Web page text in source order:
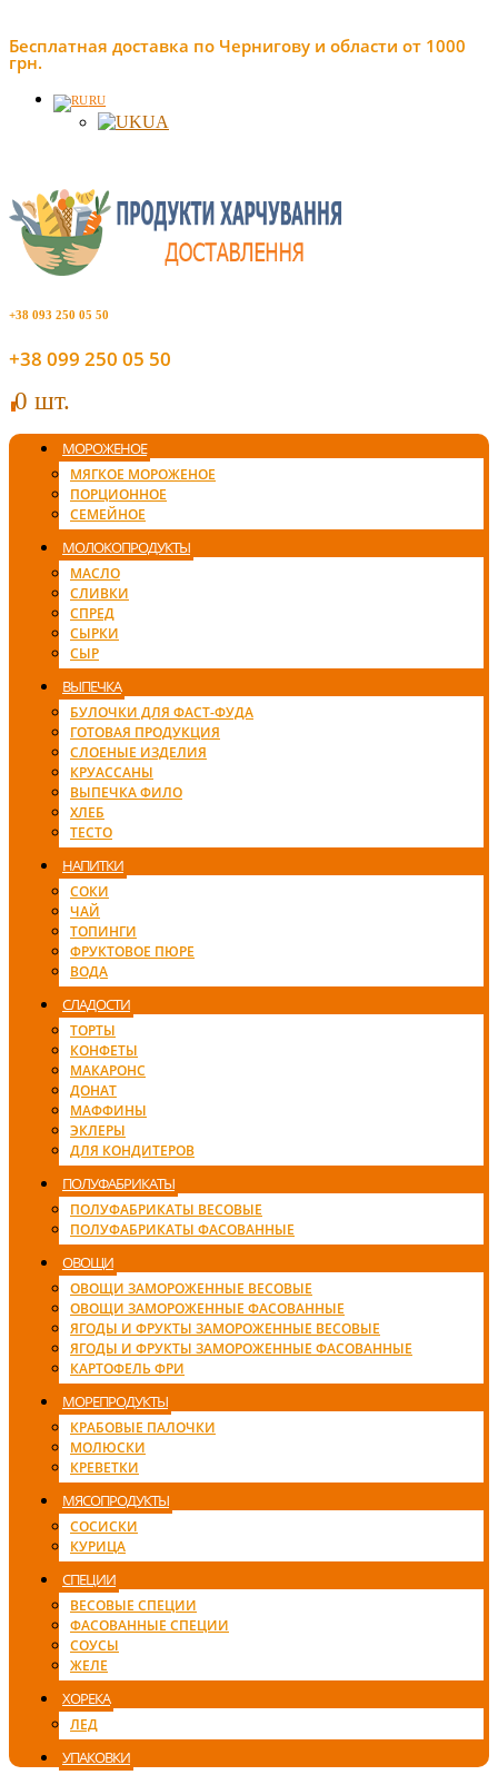
Бесплатная доставка по Чернигову и области от 1000
грн.
RU
UA
+38 093 250 05 50
+38 099 250 05 50
00 шт.
МОРОЖЕНОЕ
МЯГКОЕ МОРОЖЕНОЕ
ПОРЦИОННОЕ
СЕМЕЙНОЕ
МОЛОКОПРОДУКТЫ
МАСЛО
СЛИВКИ
СПРЕД
СЫРКИ
СЫР
ВЫПЕЧКА
БУЛОЧКИ ДЛЯ ФАСТ-ФУДА
ГОТОВАЯ ПРОДУКЦИЯ
СЛОЕНЫЕ ИЗДЕЛИЯ
КРУАССАНЫ
ВЫПЕЧКА ФИЛО
ХЛЕБ
ТЕСТО
НАПИТКИ
СОКИ
ЧАЙ
ТОПИНГИ
ФРУКТОВОЕ ПЮРЕ
ВОДА
СЛАДОСТИ
ТОРТЫ
КОНФЕТЫ
МАКАРОНС
ДОНАТ
МАФФИНЫ
ЭКЛЕРЫ
ДЛЯ КОНДИТЕРОВ
ПОЛУФАБРИКАТЫ
ПОЛУФАБРИКАТЫ ВЕСОВЫЕ
ПОЛУФАБРИКАТЫ ФАСОВАННЫЕ
ОВОЩИ
ОВОЩИ ЗАМОРОЖЕННЫЕ ВЕСОВЫЕ
ОВОЩИ ЗАМОРОЖЕННЫЕ ФАСОВАННЫЕ
ЯГОДЫ И ФРУКТЫ ЗАМОРОЖЕННЫЕ ВЕСОВЫЕ
ЯГОДЫ И ФРУКТЫ ЗАМОРОЖЕННЫЕ ФАСОВАННЫЕ
КАРТОФЕЛЬ ФРИ
МОРЕПРОДУКТЫ
КРАБОВЫЕ ПАЛОЧКИ
МОЛЮСКИ
КРЕВЕТКИ
МЯСОПРОДУКТЫ
СОСИСКИ
КУРИЦА
СПЕЦИИ
ВЕСОВЫЕ СПЕЦИИ
ФАСОВАННЫЕ СПЕЦИИ
СОУСЫ
ЖЕЛЕ
ХОРЕКА
ЛЕД
УПАКОВКИ